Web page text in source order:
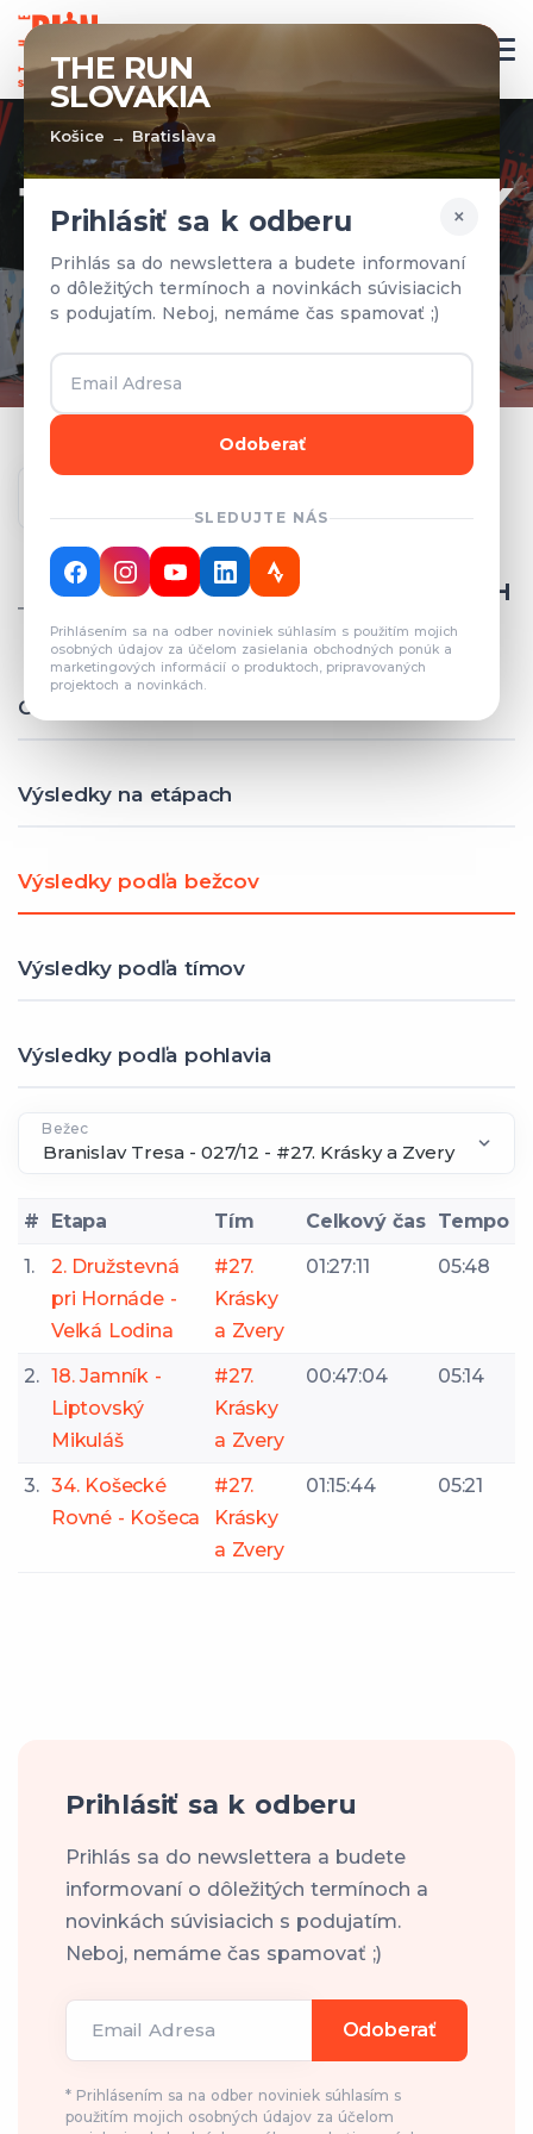
THE RUN
SLOVAKIA
Košice → Bratislava
×
Prihlásiť sa k odberu
Prihlás sa do newslettera a budete informovaní
o dôležitých termínoch a novinkách súvisiacich
s podujatím. Neboj, nemáme čas spamovať ;)
Odoberať
SLEDUJTE NÁS
Prihlásením sa na odber noviniek súhlasím s použitím mojich
osobných údajov za účelom zasielania obchodných ponúk a
marketingových informácií o produktoch, pripravovaných
projektoch a novinkách.
TÍMY A VÝSLEDKY
Prihlásené tímy a výsledky z
predchádzajúcich rokov.
CELKOVÝ POČET REGISTROVANÝCH
TÍMOV: 82
Celkové výsledky
Výsledky na etápach
Výsledky podľa bežcov
Výsledky podľa tímov
Výsledky podľa pohlavia
Bežec
# Etapa Tím Celkový čas Tempo
1.
2. Družstevná
pri Hornáde -
Veľká Lodina
#27.
Krásky
a Zvery
01:27:11 05:48
2. 18. Jamník -
Liptovský
Mikuláš
#27.
Krásky
a Zvery
00:47:04 05:14
3. 34. Košecké
Rovné - Košeca
#27.
Krásky
a Zvery
01:15:44 05:21
Prihlásiť sa k odberu
Prihlás sa do newslettera a budete
informovaní o dôležitých termínoch a
novinkách súvisiacich s podujatím.
Neboj, nemáme čas spamovať ;)
Email Adresa Odoberať
* Prihlásením sa na odber noviniek súhlasím s
použitím mojich osobných údajov za účelom